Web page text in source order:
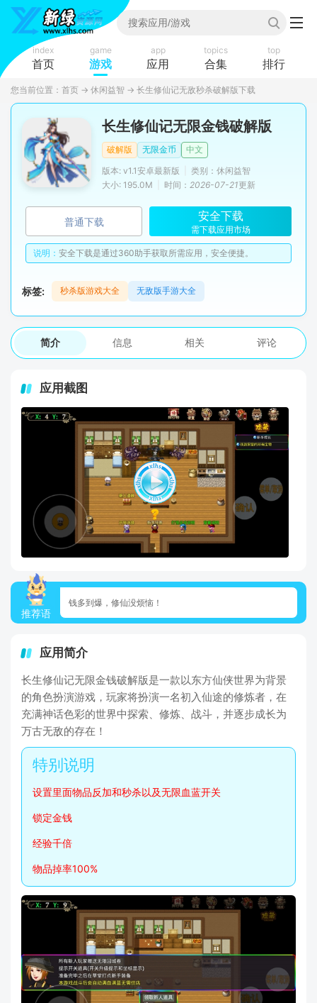
index
首页
game
游戏
app
应用
topics
合集
top
排行
您当前位置： 首页 → 休闲益智 → 长生修仙记无敌秒杀破解版下载
长生修仙记无限金钱破解版
破解版 无限金币
中文
版本: v1.1安卓最新版
类别：休闲益智
大小: 195.0M
时间： 2026-07-21更新
普通下载 安全下载
需下载应用市场
说明： 安全下载是通过360助手获取所需应用，安全便捷。
标签: 秒杀版游戏大全 无敌版手游大全
简介 信息 相关 评论
应用截图
推荐语
钱多到爆，修仙没烦恼！
应用简介
长生修仙记无限金钱破解版是一款以东方仙侠世界为背景
的角色扮演游戏，玩家将扮演一名初入仙途的修炼者，在
充满神话色彩的世界中探索、修炼、战斗，并逐步成长为
万古无敌的存在！
设置里面物品反加和秒杀以及无限血蓝开关
锁定金钱
经验千倍
物品掉率100%